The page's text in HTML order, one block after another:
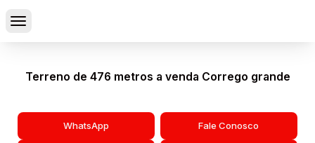
Terreno de 476 metros a venda Corrego grande
WhatsApp Fale Conosco